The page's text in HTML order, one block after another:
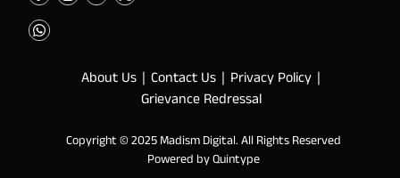
About Us Contact Us
Privacy Policy
Grievance Redressal
Copyright © 2025 Madism Digital. All Rights Reserved
Powered byQuintype